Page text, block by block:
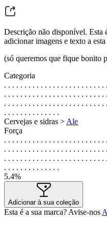
Descrição não disponível. Esta
adicionar imagens e texto a esta
(só queremos que fique bonito
Categoria
. . . . . . . . . . . . . . . . . . . . . . . .
. . . . . . . . . . . . . . . . . . . . . . . .
. . . . . . . . . . . . . . . . . . . . . . . .
. . . . . . . . . . . . . .
Cervejas e sidras > Ale
Força
. . . . . . . . . . . . . . . . . . . . . . . .
. . . . . . . . . . . . . . . . . . . . . . . .
. . . . . . . . . . . . . . . . . . . . . . . .
. . . . . . . . . . . . . .
5.4%
Adicionar à sua coleção
Esta é a sua marca? Avise-nos